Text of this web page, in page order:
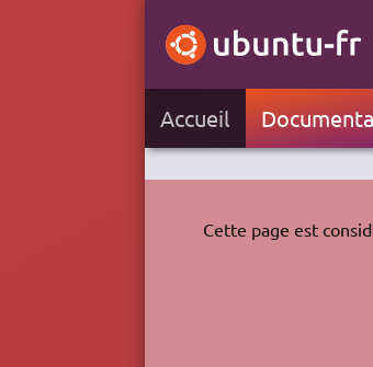
Accueil
Cette page est